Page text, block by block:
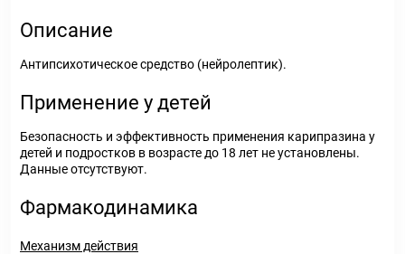
Описание
Антипсихотическое средство (нейролептик).
Применение у детей
Безопасность и эффективность применения карипразина у
детей и подростков в возрасте до 18 лет не установлены.
Данные отсутствуют.
Фармакодинамика
Механизм действия